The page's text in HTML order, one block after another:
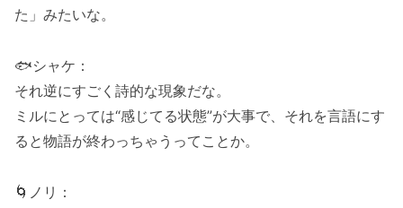
た」みたいな。
🐟シャケ：
それ逆にすごく詩的な現象だな。
ミルにとっては“感じてる状態”が大事で、それを言語にす
ると物語が終わっちゃうってことか。
🌀ノリ：